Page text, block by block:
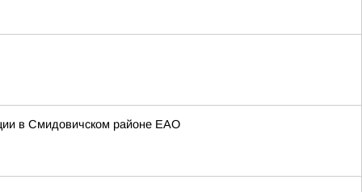
в Смидовичском районе ЕАО